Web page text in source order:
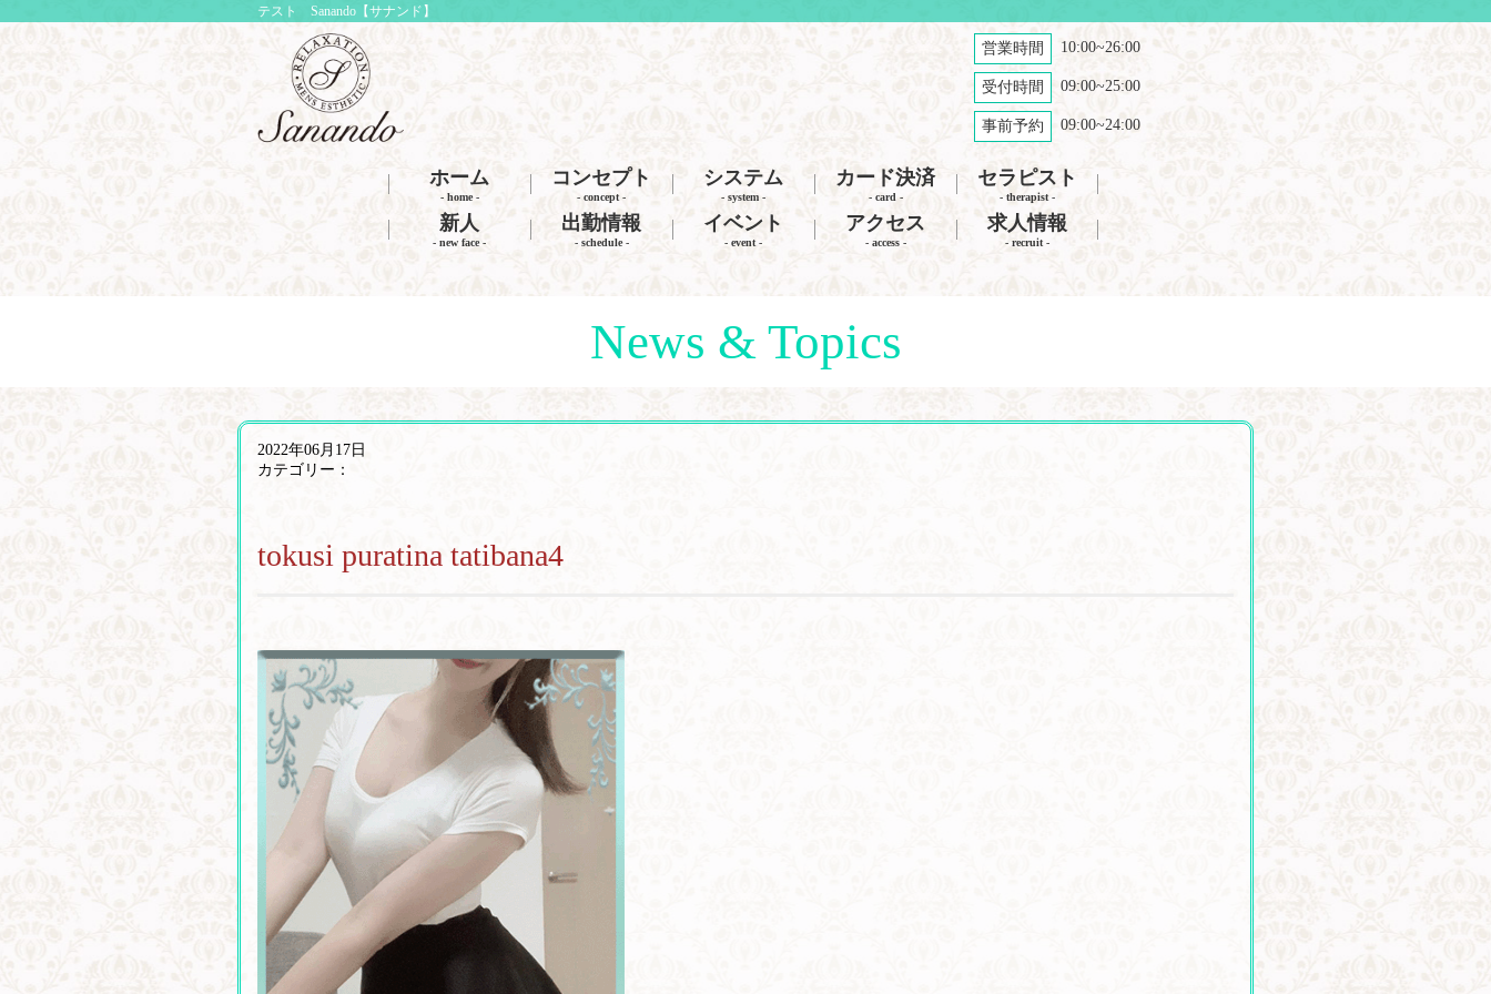
テスト Sanando【サナンド】
営業時間 10:00~26:00
受付時間 09:00~25:00
事前予約 09:00~24:00
ホーム
- home -
コンセプト
- concept -
システム
- system -
カード決済
- card -
セラピスト
- therapist -
新人
- new face -
出勤情報
- schedule -
イベント
- event -
アクセス
- access -
求人情報
- recruit -
News & Topics
2022年06月17日
カテゴリー：
tokusi puratina tatibana4